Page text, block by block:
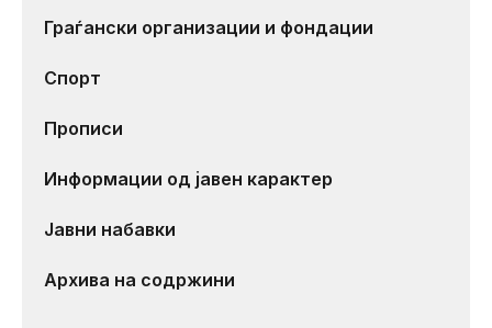
Граѓански организации и фондации
Спорт
Прописи
Информации од јавен карактер
Јавни набавки
Архива на содржини